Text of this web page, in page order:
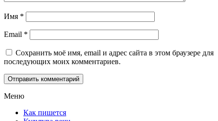
Имя *
Email *
Сохранить моё имя, email и адрес сайта в этом браузере для
последующих моих комментариев.
Меню
Как пишется